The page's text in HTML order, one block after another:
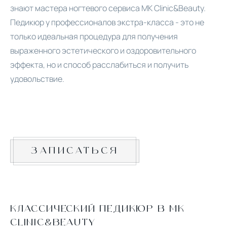
КЛАССИЧЕСКИЙ ПЕДИКЮР В MK
CLINIC&BEAUTY
знают мастера ногтевого сервиса MK Clinic&Beauty.
Педикюр у профессионалов экстра-класса - это не
только идеальная процедура для получения
выраженного эстетического и оздоровительного
эффекта, но и способ расслабиться и получить
удовольствие.
ЗАПИСАТЬСЯ